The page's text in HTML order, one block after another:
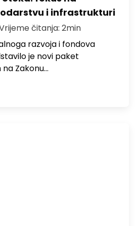
i infrastrukturi
čitanja: 2min
razvoja i fondova
je novi paket
Zakonu…